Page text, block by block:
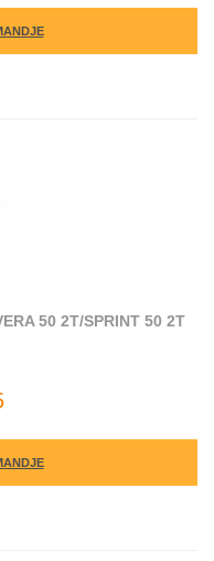
50 2T/SPRINT 50 2T